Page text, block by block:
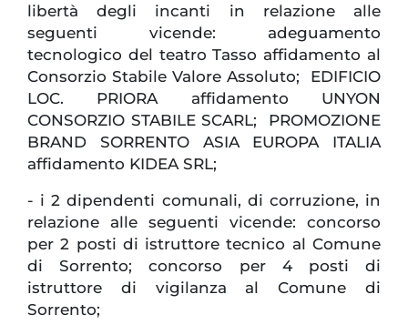
libertà degli incanti in relazione alle
seguenti vicende: adeguamento
tecnologico del teatro Tasso affidamento al
Consorzio Stabile Valore Assoluto; EDIFICIO
LOC. PRIORA affidamento UNYON
CONSORZIO STABILE SCARL; PROMOZIONE
BRAND SORRENTO ASIA EUROPA ITALIA
affidamento KIDEA SRL;
- i 2 dipendenti comunali, di corruzione, in
relazione alle seguenti vicende: concorso
per 2 posti di istruttore tecnico al Comune
di Sorrento; concorso per 4 posti di
istruttore di vigilanza al Comune di
Sorrento;